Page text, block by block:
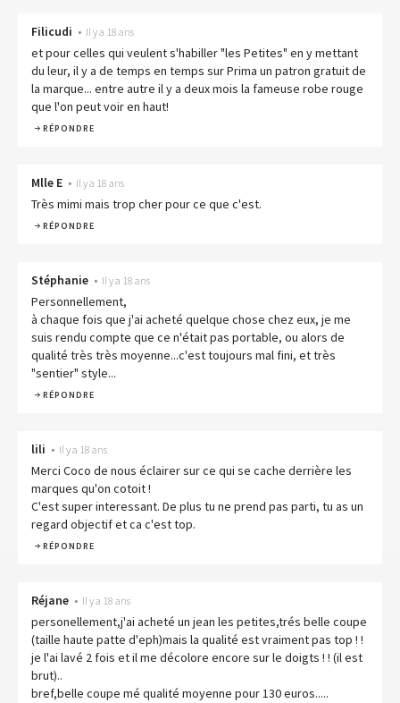
Filicudi • Il y a 18 ans
et pour celles qui veulent s'habiller "les Petites" en y mettant
du leur, il y a de temps en temps sur Prima un patron gratuit de
la marque... entre autre il y a deux mois la fameuse robe rouge
que l'on peut voir en haut!
RÉPONDRE
Mlle E • Il y a 18 ans
Très mimi mais trop cher pour ce que c'est.
RÉPONDRE
Stéphanie • Il y a 18 ans
Personnellement,
à chaque fois que j'ai acheté quelque chose chez eux, je me
suis rendu compte que ce n'était pas portable, ou alors de
qualité très très moyenne...c'est toujours mal fini, et très
"sentier" style...
RÉPONDRE
lili • Il y a 18 ans
Merci Coco de nous éclairer sur ce qui se cache derrière les
marques qu'on cotoit !
C'est super interessant. De plus tu ne prend pas parti, tu as un
regard objectif et ca c'est top.
RÉPONDRE
Réjane • Il y a 18 ans
personellement,j'ai acheté un jean les petites,trés belle coupe
(taille haute patte d'eph)mais la qualité est vraiment pas top ! !
je l'ai lavé 2 fois et il me décolore encore sur le doigts ! ! (il est
brut)..
bref,belle coupe mé qualité moyenne pour 130 euros.....